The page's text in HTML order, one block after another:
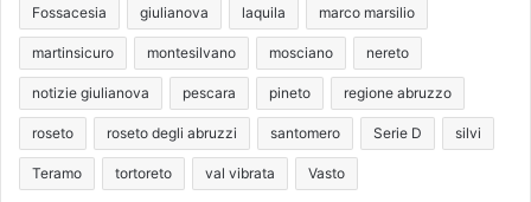
Fossacesia giulianova laquila marco marsilio
martinsicuro montesilvano mosciano nereto
notizie giulianova pescara pineto regione abruzzo
roseto roseto degli abruzzi santomero Serie D silvi
Teramo tortoreto val vibrata Vasto